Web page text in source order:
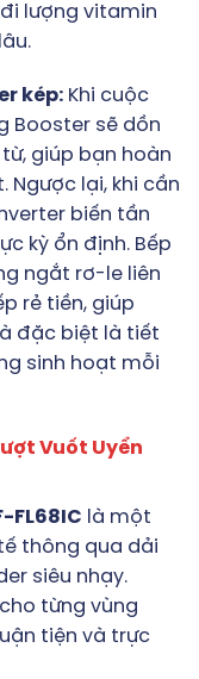
lượng vitamin
kép:Khi cuộc
Booster sẽ dồn
giúp bạn hoàn
lại, khi cần
biến tần
kỳ ổn định. Bếp
ngắt rơ-le liên
rẻ tiền, giúp
đặc biệt là tiết
sinh hoạt mỗi
Vuốt Uyển
FL68IC là một
thông qua dải
siêu nhạy.
từng vùng
tiện và trực